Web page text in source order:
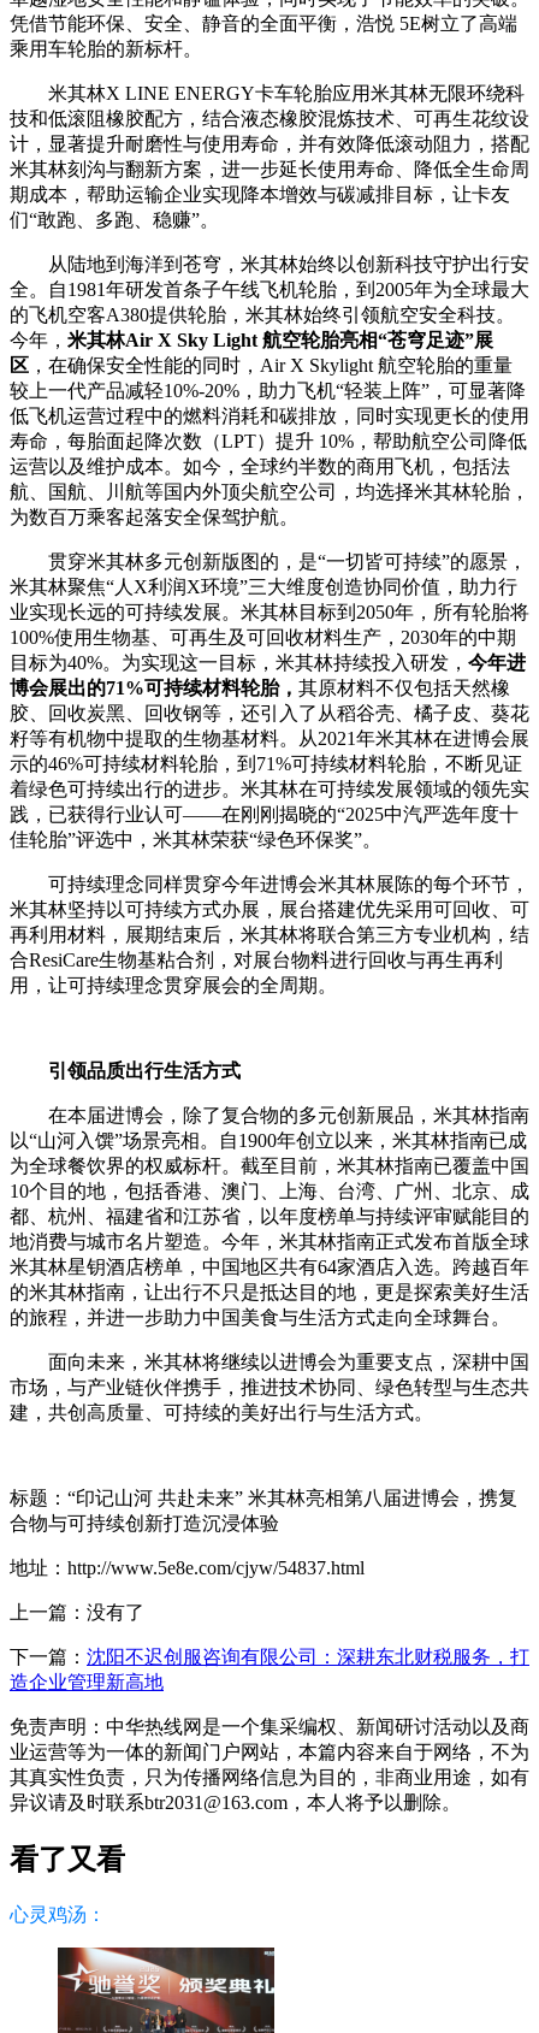
凭借节能环保、安全、静音的全面平衡，浩悦 5E树立了高端
乘用车轮胎的新标杆。
米其林X LINE ENERGY卡车轮胎应用米其林无限环绕科
技和低滚阻橡胶配方，结合液态橡胶混炼技术、可再生花纹设
计，显著提升耐磨性与使用寿命，并有效降低滚动阻力，搭配
米其林刻沟与翻新方案，进一步延长使用寿命、降低全生命周
期成本，帮助运输企业实现降本增效与碳减排目标，让卡友
们“敢跑、多跑、稳赚”。
从陆地到海洋到苍穹，米其林始终以创新科技守护出行安
全。自1981年研发首条子午线飞机轮胎，到2005年为全球最大
的飞机空客A380提供轮胎，米其林始终引领航空安全科技。
今年， 米其林Air X Sky Light 航空轮胎亮相“苍穹足迹”展
区 ，在确保安全性能的同时，Air X Skylight 航空轮胎的重量
较上一代产品减轻10%-20%，助力飞机“轻装上阵”，可显著降
低飞机运营过程中的燃料消耗和碳排放，同时实现更长的使用
寿命，每胎面起降次数（LPT）提升 10%，帮助航空公司降低
运营以及维护成本。如今，全球约半数的商用飞机，包括法
航、国航、川航等国内外顶尖航空公司，均选择米其林轮胎，
为数百万乘客起落安全保驾护航。
贯穿米其林多元创新版图的，是“一切皆可持续”的愿景，
米其林聚焦“人X利润X环境”三大维度创造协同价值，助力行
业实现长远的可持续发展。米其林目标到2050年，所有轮胎将
100%使用生物基、可再生及可回收材料生产，2030年的中期
目标为40%。为实现这一目标，米其林持续投入研发， 今年进
博会展出的71%可持续材料轮胎， 其原材料不仅包括天然橡
胶、回收炭黑、回收钢等，还引入了从稻谷壳、橘子皮、葵花
籽等有机物中提取的生物基材料。从2021年米其林在进博会展
示的46%可持续材料轮胎，到71%可持续材料轮胎，不断见证
着绿色可持续出行的进步。米其林在可持续发展领域的领先实
践，已获得行业认可——在刚刚揭晓的“2025中汽严选年度十
佳轮胎”评选中，米其林荣获“绿色环保奖”。
可持续理念同样贯穿今年进博会米其林展陈的每个环节，
米其林坚持以可持续方式办展，展台搭建优先采用可回收、可
再利用材料，展期结束后，米其林将联合第三方专业机构，结
合ResiCare生物基粘合剂，对展台物料进行回收与再生再利
用，让可持续理念贯穿展会的全周期。
引领品质出行生活方式
在本届进博会，除了复合物的多元创新展品，米其林指南
以“山河入馔”场景亮相。自1900年创立以来，米其林指南已成
为全球餐饮界的权威标杆。截至目前，米其林指南已覆盖中国
10个目的地，包括香港、澳门、上海、台湾、广州、北京、成
都、杭州、福建省和江苏省，以年度榜单与持续评审赋能目的
地消费与城市名片塑造。今年，米其林指南正式发布首版全球
米其林星钥酒店榜单，中国地区共有64家酒店入选。跨越百年
的米其林指南，让出行不只是抵达目的地，更是探索美好生活
的旅程，并进一步助力中国美食与生活方式走向全球舞台。
面向未来，米其林将继续以进博会为重要支点，深耕中国
市场，与产业链伙伴携手，推进技术协同、绿色转型与生态共
建，共创高质量、可持续的美好出行与生活方式。
标题：“印记山河 共赴未来” 米其林亮相第八届进博会，携复
合物与可持续创新打造沉浸体验
地址：http://www.5e8e.com/cjyw/54837.html
上一篇：没有了
下一篇： 沈阳不迟创服咨询有限公司：深耕东北财税服务，打
造企业管理新高地
免责声明：中华热线网是一个集采编权、新闻研讨活动以及商
业运营等为一体的新闻门户网站，本篇内容来自于网络，不为
其真实性负责，只为传播网络信息为目的，非商业用途，如有
异议请及时联系btr2031@163.com，本人将予以删除。
看了又看
心灵鸡汤：